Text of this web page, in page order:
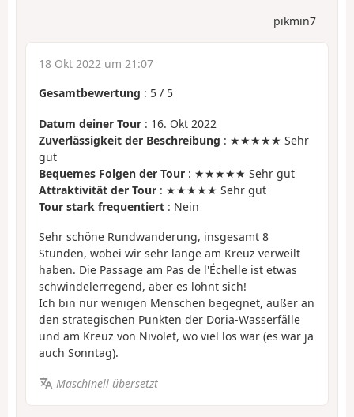
pikmin7
18 Okt 2022 um 21:07
Gesamtbewertung : 5 / 5
Datum deiner Tour : 16. Okt 2022
Zuverlässigkeit der Beschreibung : ★★★★★ Sehr
gut
Bequemes Folgen der Tour : ★★★★★ Sehr gut
Attraktivität der Tour : ★★★★★ Sehr gut
Tour stark frequentiert : Nein
Sehr schöne Rundwanderung, insgesamt 8
Stunden, wobei wir sehr lange am Kreuz verweilt
haben. Die Passage am Pas de l'Échelle ist etwas
schwindelerregend, aber es lohnt sich!
Ich bin nur wenigen Menschen begegnet, außer an
den strategischen Punkten der Doria-Wasserfälle
und am Kreuz von Nivolet, wo viel los war (es war ja
auch Sonntag).
Maschinell übersetzt